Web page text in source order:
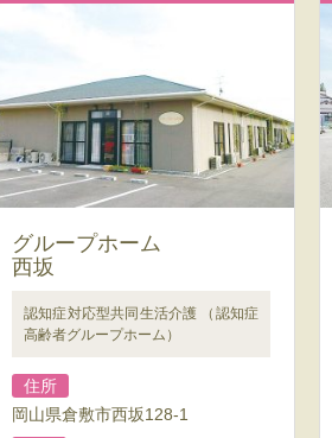
グループホーム
西坂
認知症対応型共同生活介護 （認知症
高齢者グループホーム）
住所
岡山県倉敷市西坂128-1